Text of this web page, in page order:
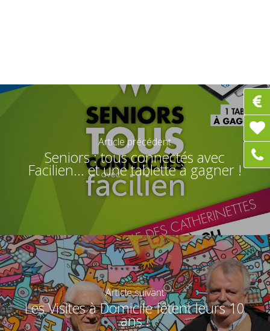
Article précédent
Seniors : tous connectés avec
Facilien... et une tablette à gagner !
Article suivant
Les Visites à Domicile fêtent leurs 10
ans !